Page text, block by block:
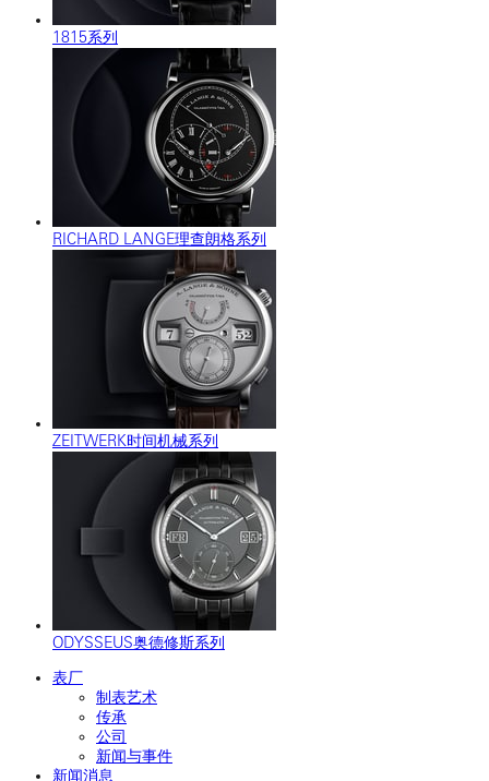
1815系列
RICHARD LANGE理查朗格系列
ZEITWERK时间机械系列
ODYSSEUS奥德修斯系列
表厂
制表艺术
传承
公司
新闻与事件
新闻消息